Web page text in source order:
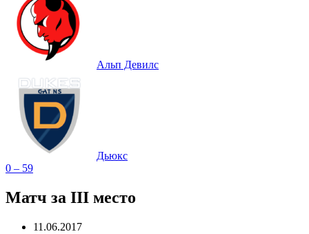
Альп Девилс
Дьюкс
0 – 59
Матч за III место
11.06.2017